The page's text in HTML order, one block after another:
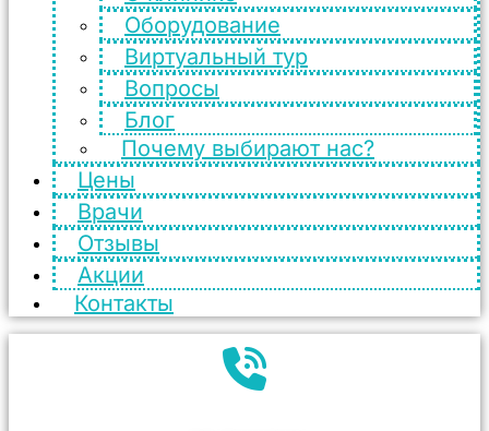
Оборудование
Виртуальный тур
Вопросы
Блог
Почему выбирают нас?
Цены
Врачи
Отзывы
Акции
Контакты